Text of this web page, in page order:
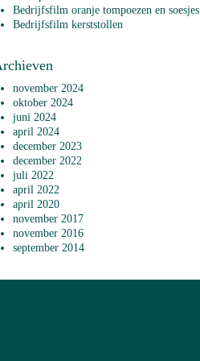
Bedrijfsfilm oranje tompoezen en soesjes
Bedrijfsfilm kerststollen
november 2024
oktober 2024
juni 2024
april 2024
december 2023
december 2022
juli 2022
april 2022
april 2020
november 2017
november 2016
september 2014